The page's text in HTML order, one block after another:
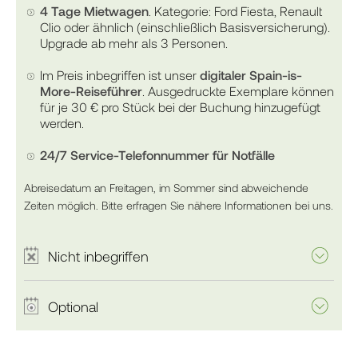
4 Tage Mietwagen . Kategorie: Ford Fiesta, Renault
Clio oder ähnlich (einschließlich Basisversicherung).
Upgrade ab mehr als 3 Personen.
Im Preis inbegriffen ist unser digitaler Spain-is-
More-Reiseführer . Ausgedruckte Exemplare können
für je 30 € pro Stück bei der Buchung hinzugefügt
werden.
24/7 Service-Telefonnummer für Notfälle
Abreisedatum an Freitagen, im Sommer sind abweichende
Zeiten möglich. Bitte erfragen Sie nähere Informationen bei uns.
Nicht inbegriffen
Optional